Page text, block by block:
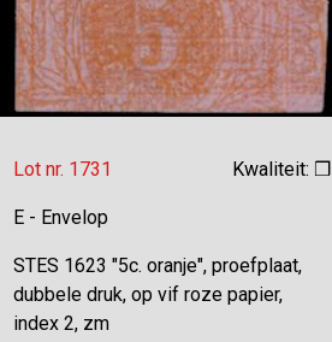
Lot nr. 1731 Kwaliteit: ❒
E - Envelop
STES 1623 "5c. oranje", proefplaat,
dubbele druk, op vif roze papier,
index 2, zm